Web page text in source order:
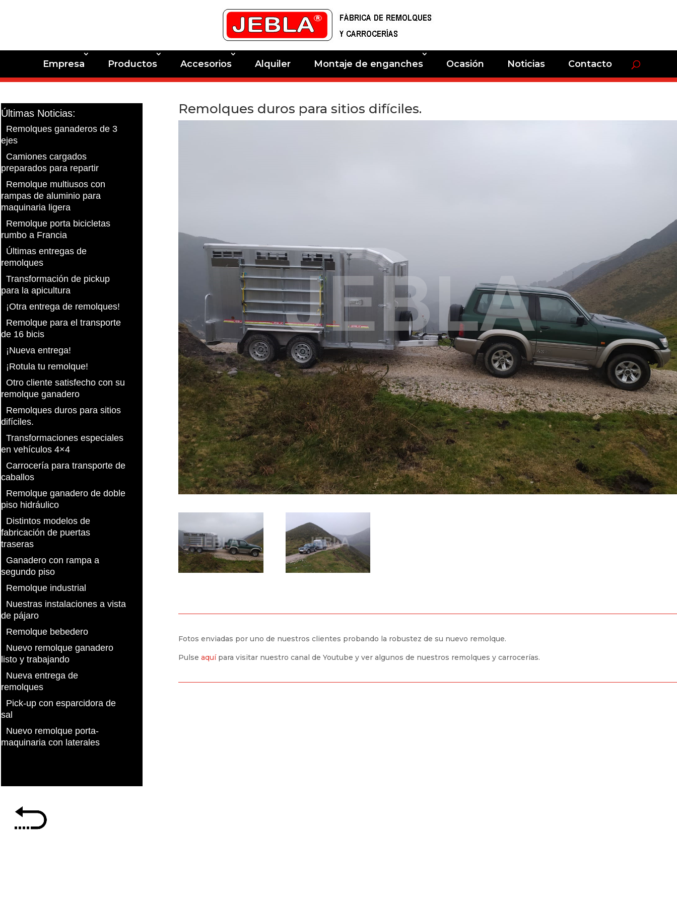
Empresa Productos Accesorios Alquiler Montaje de enganches Ocasión Noticias Contacto
Últimas Noticias:
Remolques ganaderos de 3
ejes
Camiones cargados
preparados para repartir
Remolque multiusos con
rampas de aluminio para
maquinaria ligera
Remolque porta bicicletas
rumbo a Francia
Últimas entregas de
remolques
Transformación de pickup
para la apicultura
¡Otra entrega de remolques!
Remolque para el transporte
de 16 bicis
¡Nueva entrega!
¡Rotula tu remolque!
Otro cliente satisfecho con su
remolque ganadero
Remolques duros para sitios
difíciles.
Transformaciones especiales
en vehículos 4×4
Carrocería para transporte de
caballos
Remolque ganadero de doble
piso hidráulico
Distintos modelos de
fabricación de puertas
traseras
Ganadero con rampa a
segundo piso
Remolque industrial
Nuestras instalaciones a vista
de pájaro
Remolque bebedero
Nuevo remolque ganadero
listo y trabajando
Nueva entrega de
remolques
Pick-up con esparcidora de
sal
Nuevo remolque porta-
maquinaria con laterales
Remolques duros para sitios difíciles.
Fotos enviadas por uno de nuestros clientes probando la robustez de su nuevo remolque.
Pulseaquípara visitar nuestro canal de Youtube y ver algunos de nuestros remolques y carrocerías.